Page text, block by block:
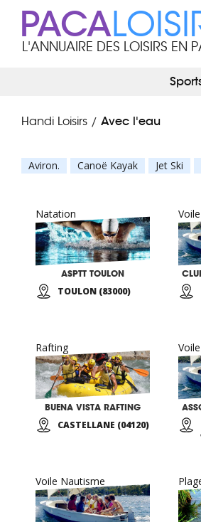
PACA
L'ANNUAIRE DES LOISIRS EN
Handi Loisirs / Avec l'eau
Aviron. Canoë Kayak Jet Ski
Natation
ASPTT TOULON
TOULON (83000)
Rafting
BUENA VISTA RAFTING
CASTELLANE (04120)
Voile Nautisme